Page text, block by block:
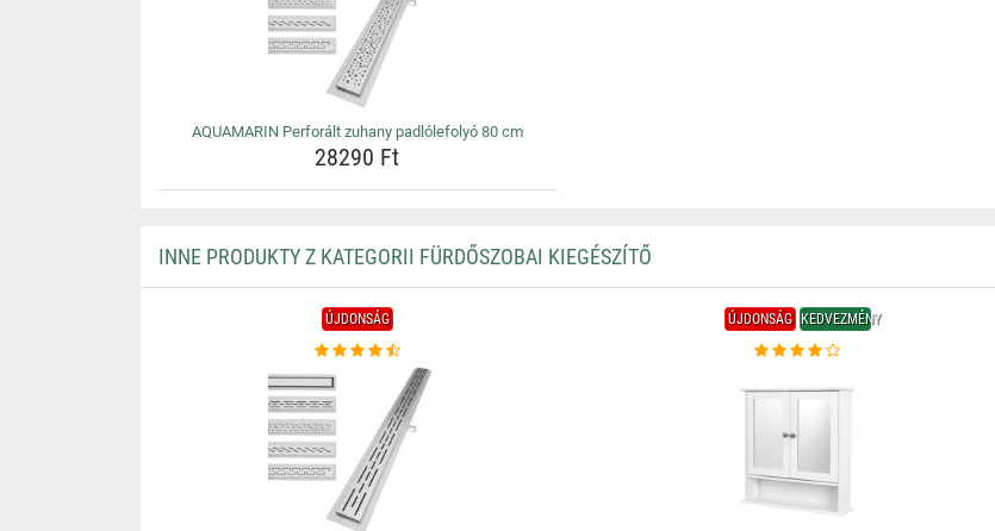
AQUAMARIN Perforált zuhany padlólefolyó 80 cm
28290 Ft
INNE PRODUKTY Z KATEGORII FÜRDŐSZOBAI KIEGÉSZÍTŐ
ÚJDONSÁG ÚJDONSÁG KEDVEZMÉNY